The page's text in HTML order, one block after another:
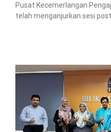
Pusat Kecemerlangan
telah menganjurkan sesi